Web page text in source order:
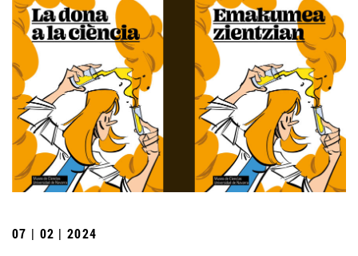
07 | 02 | 2024